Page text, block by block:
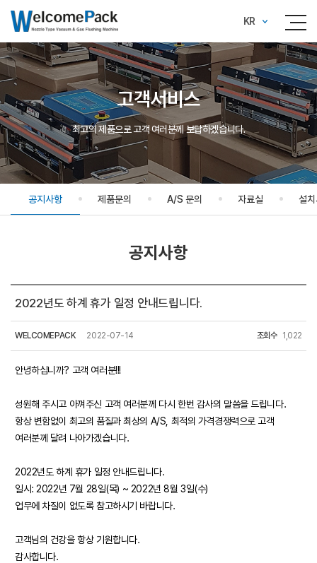
KR
고객서비스
최고의 제품으로 고객 여러분께 보답하겠습니다.
공지사항 제품문의 A/S 문의 자료실 설
공지사항
2022년도 하계 휴가 일정 안내드립니다.
WELCOMEPACK 2022-07-14 조회수 1,022
안녕하십니까? 고객 여러분!!!
성원해 주시고 아껴주신 고객 여러분께 다시 한번 감사의 말씀을 드립니다.
항상 변함없이 최고의 품질과 최상의 A/S, 최적의 가격경쟁력으로 고객
여러분께 달려 나아가겠습니다.
2022년도 하계 휴가 일정 안내드립니다.
일시: 2022년 7월 28일(목) ~ 2022년 8월 3일(수)
업무에 차질이 없도록 참고하시기 바랍니다.
고객님의 건강을 항상 기원합니다.
감사합니다.